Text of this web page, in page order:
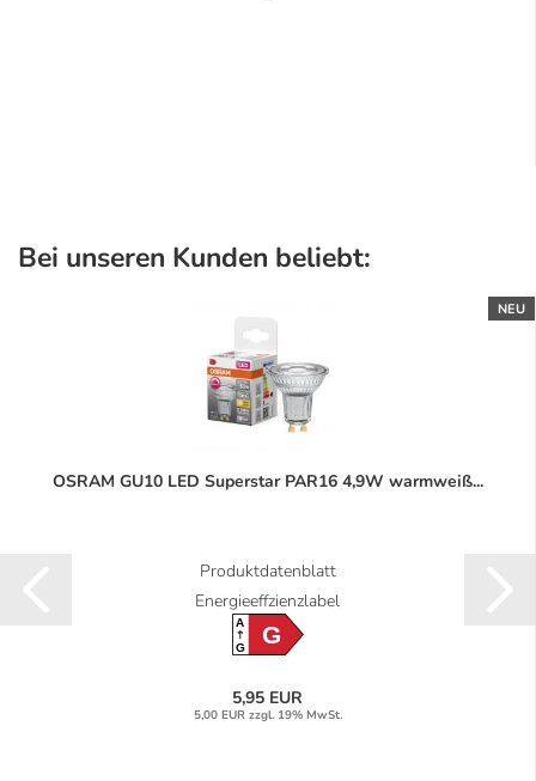
Bei unseren Kunden beliebt:
NEU
OSRAM GU10 LED Superstar PAR16 4,9W warmweiß...
Produktdatenblatt
Energieeffzienzlabel
A
GG
5,95 EUR
5,00 EUR zzgl. 19% MwSt.